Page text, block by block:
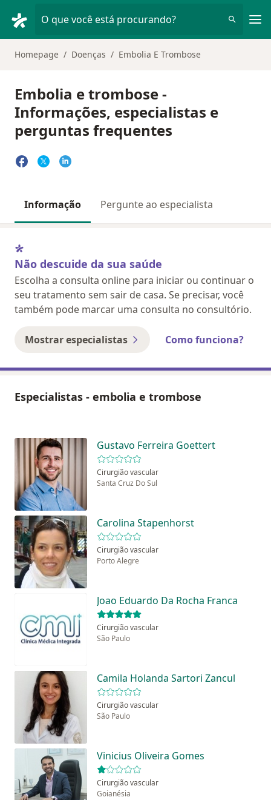
O que você está procurando?
Homepage Doenças Embolia E Trombose
Embolia e trombose -
Informações, especialistas e
perguntas frequentes
Informação Pergunte ao especialista
Não descuide da sua saúde
Escolha a consulta online para iniciar ou continuar o
seu tratamento sem sair de casa. Se precisar, você
também pode marcar uma consulta no consultório.
Mostrar especialistas Como funciona?
Especialistas - embolia e trombose
Gustavo Ferreira Goettert
Cirurgião vascular
Santa Cruz Do Sul
Carolina Stapenhorst
Cirurgião vascular
Porto Alegre
Joao Eduardo Da Rocha Franca
Cirurgião vascular
São Paulo
Camila Holanda Sartori Zancul
Cirurgião vascular
São Paulo
Vinicius Oliveira Gomes
Cirurgião vascular
Goianésia